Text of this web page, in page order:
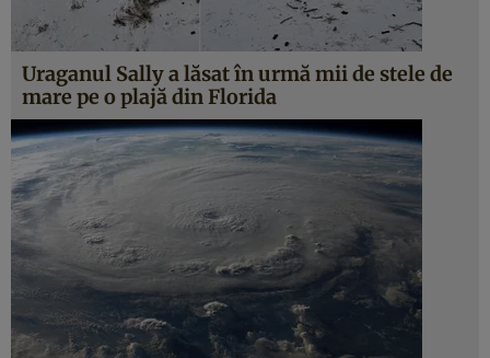
Uraganul Sally a lăsat în urmă mii de stele de
mare pe o plajă din Florida